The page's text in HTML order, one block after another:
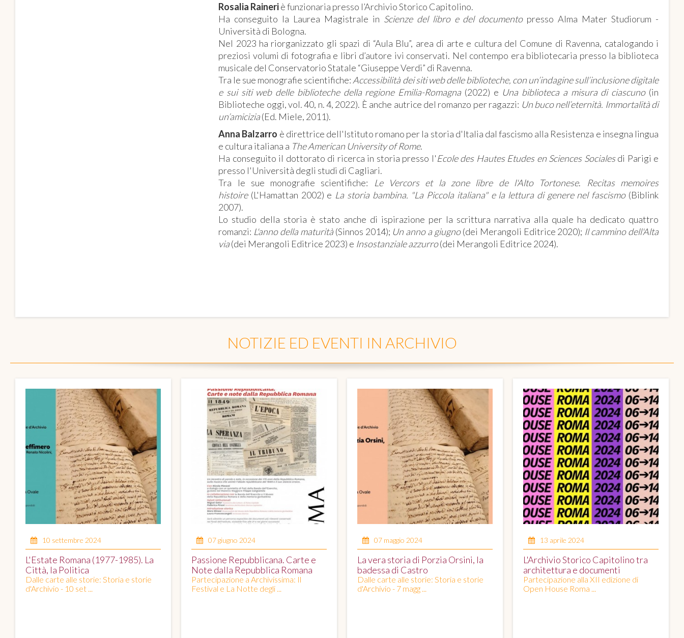
Rosalia Raineriè funzionaria presso l’Archivio Storico Capitolino.
Ha conseguito la Laurea Magistrale in Scienze del libro e del documentopresso Alma Mater Studiorum -
Università di Bologna.
Nel 2023 ha riorganizzato gli spazi di “Aula Blu”, area di arte e cultura del Comune di Ravenna, catalogando i
preziosi volumi di fotografia e libri d’autore ivi conservati. Nel contempo era bibliotecaria presso la biblioteca
musicale del Conservatorio Statale “Giuseppe Verdi” di Ravenna.
Tra le sue monografie scientifiche: Accessibilità dei siti web delle biblioteche, con un’indagine sull’inclusione digitale
e sui siti web delle biblioteche della regione Emilia-Romagna (2022) e Una biblioteca a misura di ciascuno (in
Biblioteche oggi, vol. 40, n. 4, 2022). È anche autrice del romanzo per ragazzi: Un buco nell’eternità. Immortalità di
un’amicizia(Ed. Miele, 2011).
Anna Balzarro è direttrice dell'Istituto romano per la storia d'Italia dal fascismo alla Resistenza e insegna lingua
e cultura italiana a The American University of Rome.
Ha conseguito il dottorato di ricerca in storia presso l'Ecole des Hautes Etudes en Sciences Socialesdi Parigi e
presso l'Università degli studi di Cagliari.
Tra le sue monografie scientifiche:
Le Vercors et la zone libre de l'Alto Tortonese.
Recitas memoires
histoire(L'Hamattan 2002) e La storia bambina. "La Piccola italiana" e la lettura di genere nel fascismo(Biblink
2007).
Lo studio della storia è stato anche di ispirazione per la scrittura narrativa alla quale ha dedicato quattro
romanzi: L'anno della maturità (Sinnos 2014); Un anno a giugno(dei Merangoli Editrice 2020); Il cammino dell'Alta
via(dei Merangoli Editrice 2023) e Insostanziale azzurro(dei Merangoli Editrice 2024).
NOTIZIE ED EVENTI IN ARCHIVIO
10 settembre 2024
L'Estate Romana (1977-1985). La
Città, la Politica
Dalle carte alle storie: Storia e storie
d'Archivio - 10 set ...
07 giugno 2024
Passione Repubblicana. Carte e
Note dalla Repubblica Romana
Partecipazione a Archivissima: Il
Festival e La Notte degli ...
07 maggio 2024
La vera storia di Porzia Orsini, la
badessa di Castro
Dalle carte alle storie: Storia e storie
d'Archivio - 7 magg ...
13 aprile 2024
L'Archivio Storico Capitolino tra
architettura e documenti
Partecipazione alla XII edizione di
Open House Roma ...